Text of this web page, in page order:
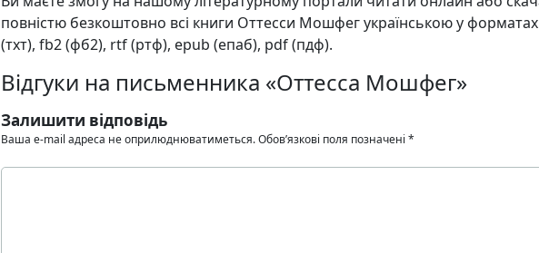
повністю безкоштовно всі книги Оттесси Мошфег українською у
(тхт), fb2 (фб2), rtf (ртф), epub (епаб), pdf (пдф).
Відгуки на письменника «Оттесса Мошфег»
Залишити відповідь
Ваша e-mail адреса не оприлюднюватиметься.Обов’язкові поля позначені *